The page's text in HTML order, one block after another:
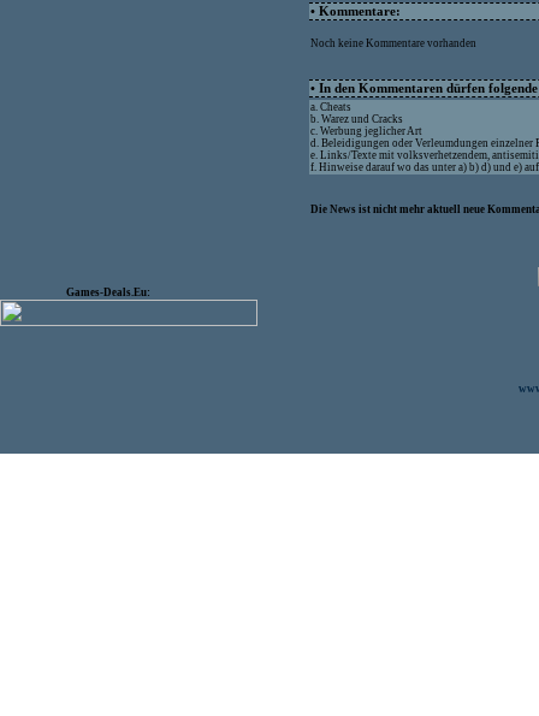
Games-Deals.Eu:
• Kommentare:
Noch keine Kommentare vorhanden
• In den Kommentaren dürfen
a. Cheats
b. Warez und Cracks
c. Werbung jeglicher Art
d. Beleidigungen oder Verleumdungen einzelner
e. Links/Texte mit volksverhetzendem,
f. Hinweise darauf wo das unter a) b) d) und e)
Die News ist nicht mehr aktuell neue